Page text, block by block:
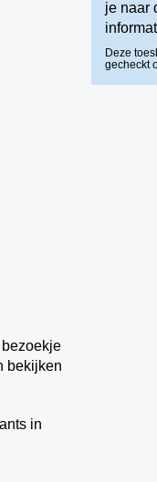
bekijken
in
je naar
Deze
gecheckt